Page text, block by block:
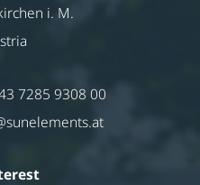
i. M.
7285 9308 00